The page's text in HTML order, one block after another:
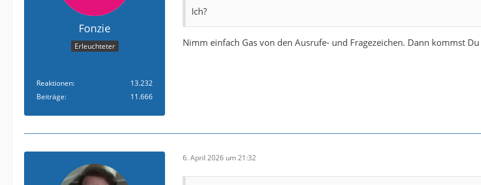
Fonzie
Erleuchteter
Reaktionen
13.232
Beiträge
11.666
Ich?
Nimm einfach Gas von den Ausrufe- und Fragezeichen. Dann kommst
6. April 2026 um 21:32